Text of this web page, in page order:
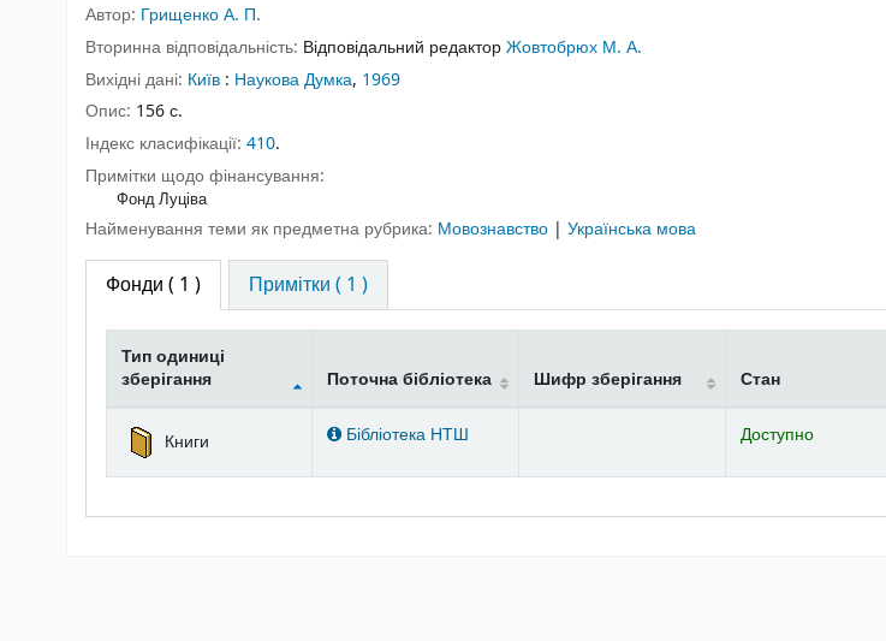
Автор: Грищенко А. П.
Вторинна відповідальність: Відповідальний редакторЖовтобрюх М. А.
Вихідні дані: Київ : Наукова Думка, 1969
Опис: 156 с.
Індекс класифікації: 410.
Примітки щодо фінансування:
Фонд Луціва
Найменування теми як предметна рубрика: Мовознавство | Українська мова
Фонди ( 1 ) Примітки ( 1 )
Тип одиниці
зберігання
Поточна бібліотека Шифр зберігання Стан
Книги Бібліотека НТШ Доступно